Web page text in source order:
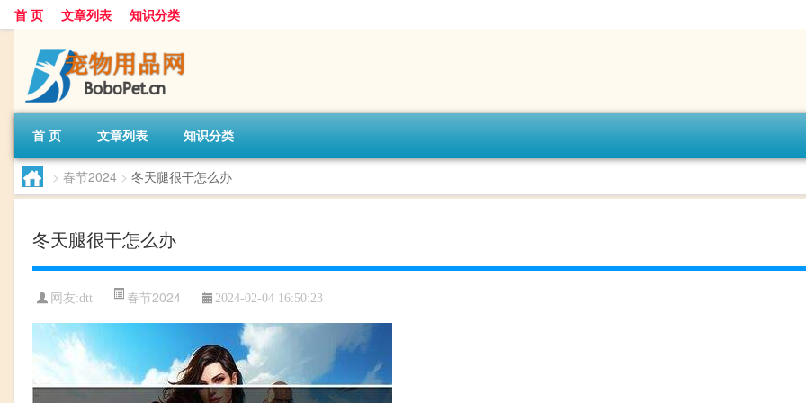
首 页 文章列表 知识分类
首 页 文章列表 知识分类
> 春节2024 > 冬天腿很干怎么办
冬天腿很干怎么办
网友:dtt 春节2024 2024-02-04 16:50:23